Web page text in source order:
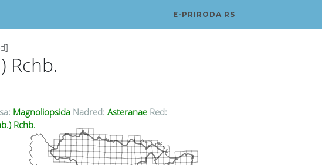
E-PRIRODA RS
Rchb.
Magnoliopsida Nadred: Asteranae Red:
Rchb.